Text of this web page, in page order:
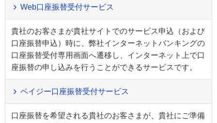
Web口座振替受付サービス
貴社のお客さまが貴社サイトでのサービス申込（および
口座振替申込）時に、弊社インターネットバンキングの
口座振替受付専用画面へ遷移し、インターネット上で口
座振替の申し込みを行うことができるサービスです。
ペイジー口座振替受付サービス
口座振替を希望される貴社のお客さまが、貴社にご準備